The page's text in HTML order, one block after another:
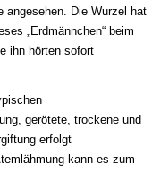
angesehen. Die Wurzel hat
„Erdmännchen“ beim
ihn hörten sofort
gerötete, trockene und
erfolgt
kann es zum